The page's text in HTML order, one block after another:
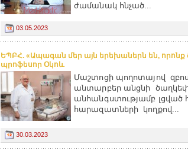
ժամանակ հնչած...
03.05.2023
ԵՊԲՀ. «Ապագան մեր այն երեխաներն են, որոնք
պրոֆեսոր Օկոև
Մաշտոցի պողոտայով
անտարբեր անցնի
անհանգստությամբ լցված
հարազատների կողքով...
30.03.2023